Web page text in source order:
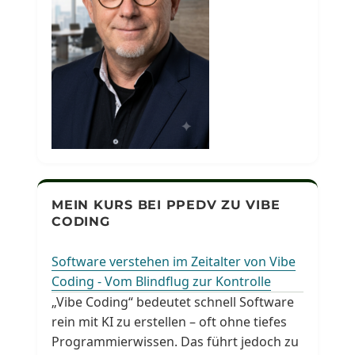
MEIN KURS BEI PPEDV ZU VIBE
CODING
Software verstehen im Zeitalter von Vibe
Coding - Vom Blindflug zur Kontrolle
„Vibe Coding“ bedeutet schnell Software
rein mit KI zu erstellen – oft ohne tiefes
Programmierwissen. Das führt jedoch zu